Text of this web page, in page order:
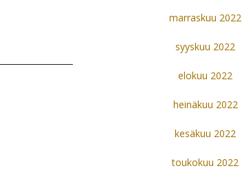
marraskuu 2022
syyskuu 2022
elokuu 2022
heinäkuu 2022
kesäkuu 2022
toukokuu 2022